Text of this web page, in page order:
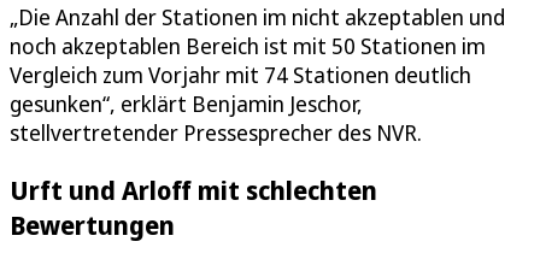
„Die Anzahl der Stationen im nicht akzeptablen und
noch akzeptablen Bereich ist mit 50 Stationen im
Vergleich zum Vorjahr mit 74 Stationen deutlich
gesunken“, erklärt Benjamin Jeschor,
stellvertretender Pressesprecher des NVR.
Urft und Arloff mit schlechten
Bewertungen